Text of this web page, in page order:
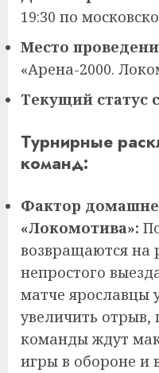
19:30 по
Место
«Арена-2000.
Текущий статус
Турнирные
команд:
Фактор
«Локомотива»:
возвращаются на
непростого
матче ярославцы
увеличить отрыв,
команды ждут
игры в обороне и